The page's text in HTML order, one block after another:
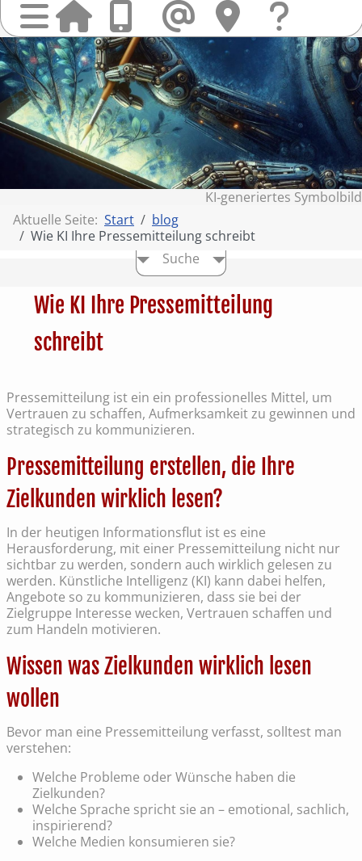
Anrufen
Mail
finden
Sie
uns
&
KI‑generiertes Symbolbild
Aktuelle Seite: Start
blog
Wie KI Ihre Pressemitteilung schreibt
Suche
Wie KI Ihre Pressemitteilung
schreibt
Pressemitteilung ist ein ein professionelles Mittel, um
Vertrauen zu schaffen, Aufmerksamkeit zu gewinnen und
strategisch zu kommunizieren.
Pressemitteilung erstellen, die Ihre
Zielkunden wirklich lesen?
In der heutigen Informationsflut ist es eine
Herausforderung, mit einer Pressemitteilung nicht nur
sichtbar zu werden, sondern auch wirklich gelesen zu
werden. Künstliche Intelligenz (KI) kann dabei helfen,
Angebote so zu kommunizieren, dass sie bei der
Zielgruppe Interesse wecken, Vertrauen schaffen und
zum Handeln motivieren.
Wissen was Zielkunden wirklich lesen
wollen
Bevor man eine Pressemitteilung verfasst, solltest man
verstehen:
Welche Probleme oder Wünsche haben die
Zielkunden?
Welche Sprache spricht sie an – emotional, sachlich,
inspirierend?
Welche Medien konsumieren sie?